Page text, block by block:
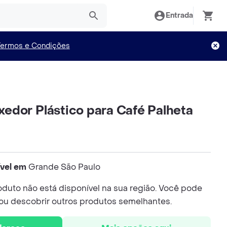
Entrada
e Condições
Plástico para Café Palheta
emGrande São Paulo
não está disponível na sua região. Você pode
descobrir outros produtos semelhantes.